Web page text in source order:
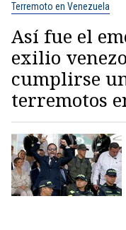
Terremoto en Venezuela
Así fue el
exilio
cumplirse
terremotos